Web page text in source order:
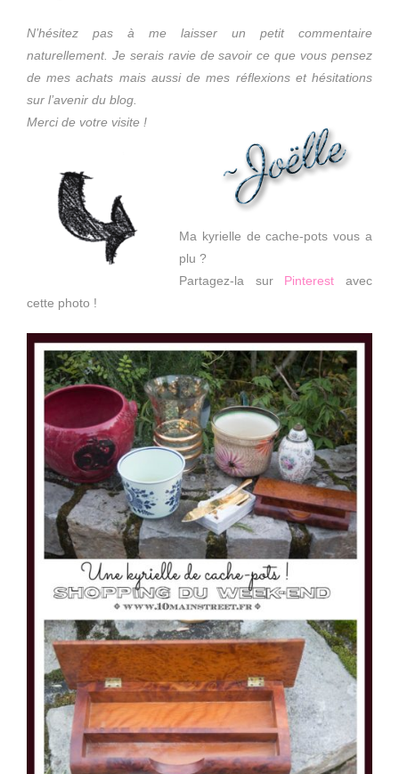
N’hésitez pas à me laisser un petit commentaire
naturellement. Je serais ravie de savoir ce que vous pensez
de mes achats mais aussi de mes réflexions et hésitations
sur l’avenir du blog.
Merci de votre visite !
Ma kyrielle de cache-pots vous a
plu ?
Partagez-la sur Pinterest avec
cette photo !